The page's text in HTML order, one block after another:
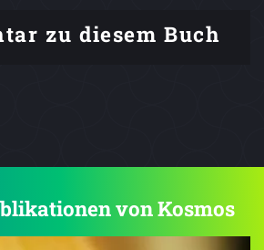
zu diesem Buch
von Kosmos